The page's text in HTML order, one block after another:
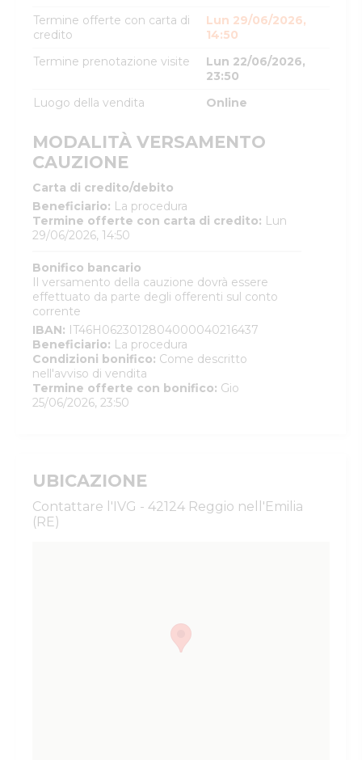
Termine offerte con carta di
credito
Lun 29/06/2026,
14:50
Termine prenotazione visite
Lun 22/06/2026,
23:50
Luogo della vendita
Online
MODALITÀ VERSAMENTO
CAUZIONE
Carta di credito/debito
Beneficiario: La procedura
Termine offerte con carta di credito: Lun
29/06/2026, 14:50
Bonifico bancario
Il versamento della cauzione dovrà essere
effettuato da parte degli offerenti sul conto
corrente
IBAN: IT46H0623012804000040216437
Beneficiario: La procedura
Condizioni bonifico: Come descritto
nell'avviso di vendita
Termine offerte con bonifico: Gio
25/06/2026, 23:50
UBICAZIONE
Contattare l'IVG - 42124 Reggio nell'Emilia
(RE)